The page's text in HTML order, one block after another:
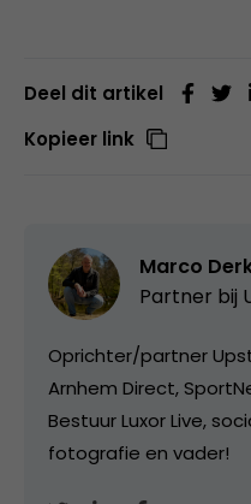
Deel dit artikel
Kopieer link
Marco
Partner bij
Oprichter/partner
Arnhem Direct,
Bestuur Luxor Live,
fotografie en vader!